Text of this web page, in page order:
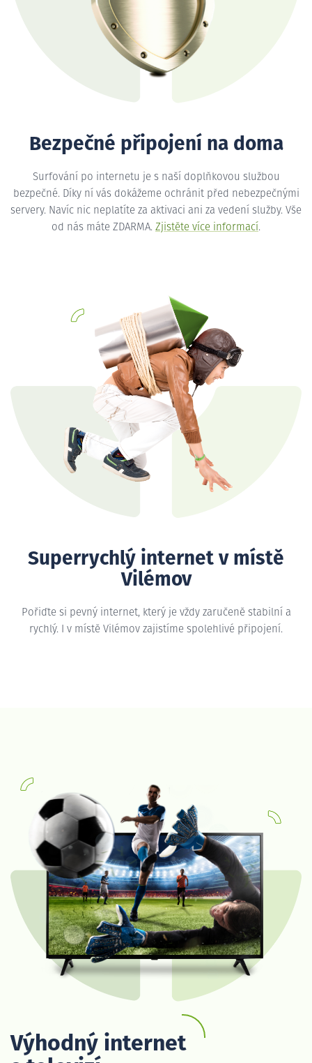
Bezpečné připojení na doma
Surfování po internetu je s naší doplňkovou službou
bezpečné. Díky ní vás dokážeme ochránit před nebezpečnými
servery. Navíc nic neplatíte za aktivaci ani za vedení služby. Vše
od nás máte ZDARMA. Zjistěte více informací.
Superrychlý internet v místě
Vilémov
Pořiďte si pevný internet, který je vždy zaručeně stabilní a
rychlý. I v místě Vilémov zajistíme spolehlivé připojení.
Výhodný internet